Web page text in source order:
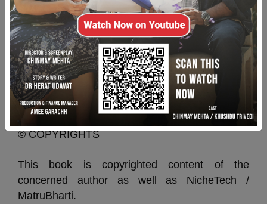
ભાગ : ૪ - ૪
સરસ્વતીચંદ્રનું મનોરાજ્ય અને પૂર્ણાહુતિ
ગોવર્ધનરામ માધવરામ ત્રિપાઠી
© COPYRIGHTS
This book is copyrighted content of the
concerned author as well as NicheTech /
MatruBharti.